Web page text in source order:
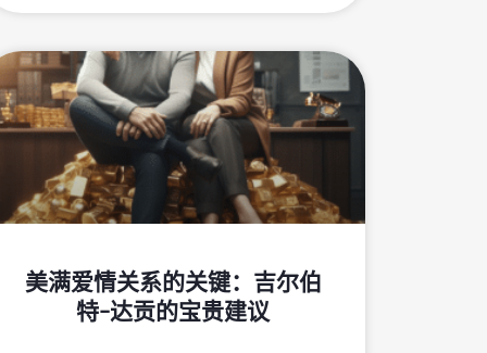
美满爱情关系的关键：吉尔伯
特-达贡的宝贵建议